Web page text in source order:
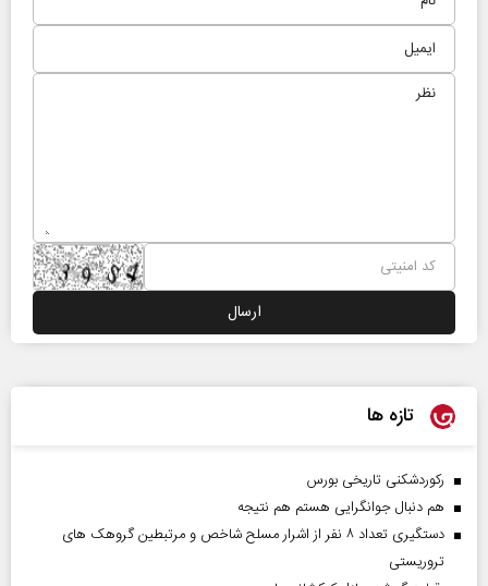
تازه ها
رکوردشکنی تاریخی بورس
هم دنبال جوانگرایی هستم هم نتیجه
دستگیری تعداد ۸ نفر از اشرار مسلح شاخص و مرتبطین گروهک های
تروریستی